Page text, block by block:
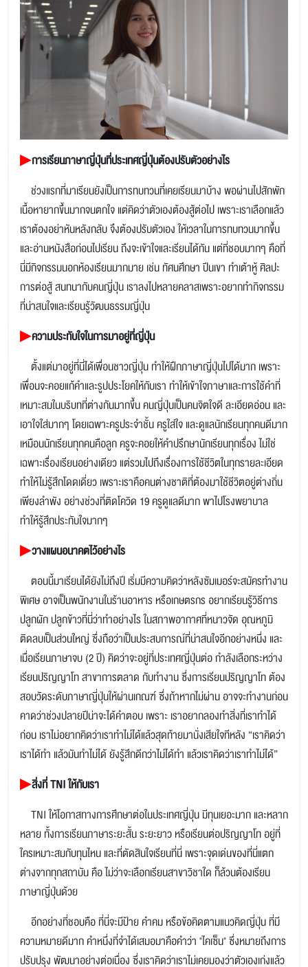
▶การเรียนภาษาญี่ปุ่นที่ประเทศญี่ปุ่นต้องปรับตัวอย่างไร
ช่วงแรกที่มาเรียนยังเป็นการทบทวนที่เคยเรียนมาบ้าง พอผ่านไปสักพัก
เนื้อหายากขึ้นมากจนตกใจ แต่คิดว่าตัวเองต้องสู้ต่อไป เพราะเราเลือกแล้ว
เราต้องอย่าหันหลังกลับ จึงต้องปรับตัวเอง ให้เวลาในการทบทวนมากขึ้น
และอ่านหนังสือก่อนไปเรียน ถึงจะเข้าใจและเรียนได้ทัน แต่ที่ชอบมากๆ คือที่
นี่มีกิจกรรมนอกห้องเรียนมากมาย เช่น ทัศนศึกษา ปีนเขา ทำเต้าหู้ ศิลปะ
การต่อสู้ สนทนากับคนญี่ปุ่น เราลงไปหลายคลาสเพราะอยากทำกิจกรรม
ที่น่าสนใจและเรียนรู้วัฒนธรรมญี่ปุ่น
▶ความประทับใจในการมาอยู่ที่ญี่ปุ่น
ตั้งแต่มาอยู่ที่นี่ได้เพื่อนชาวญี่ปุ่น ทำให้ฝึกภาษาญี่ปุ่นไปได้มาก เพราะ
เพื่อนจะคอยแก้คำและรูปประโยคให้กับเรา ทำให้เข้าใจภาษาและการใช้คำที่
เหมาะสมในบริบทที่ต่างกันมากขึ้น คนญี่ปุ่นเป็นคนจิตใจดี ละเอียดอ่อน และ
เอาใจใส่มากๆ โดยเฉพาะครูประจำชั้น ครูใส่ใจ และดูแลนักเรียนทุกคนดีมาก
เหมือนนักเรียนทุกคนคือลูก ครูจะคอยให้คำปรึกษานักเรียนทุกเรื่อง ไม่ใช่
เฉพาะเรื่องเรียนอย่างเดียว แต่รวมไปถึงเรื่องการใช้ชีวิตในทุกรายละเอียด
ทำให้ไม่รู้สึกโดดเดี่ยว เพราะเราคือคนต่างชาติที่ต้องมาใช้ชีวิตอยู่ต่างถิ่น
เพียงลำพัง อย่างช่วงที่ติดโควิด 19 ครูดูแลดีมาก พาไปโรงพยาบาล
ทำให้รู้สึกประทับใจมากๆ
▶วางแผนอนาคตไว้อย่างไร
ตอนนี้มาเรียนได้ยังไม่ถึงปี เริ่มมีความคิดว่าหลังซัมเมอร์จะสมัครทำงาน
พิเศษ อาจเป็นพนักงานในร้านอาหาร หรือเกษตรกร อยากเรียนรู้วิธีการ
ปลูกผัก ปลูกข้าวที่นี่ว่าทำอย่างไร ในสภาพอากาศที่หนาวจัด อุณหภูมิ
ติดลบเป็นส่วนใหญ่ ซึ่งถือว่าเป็นประสบการณ์ที่น่าสนใจอีกอย่างหนึ่ง และ
เมื่อเรียนภาษาจบ (2 ปี) คิดว่าจะอยู่ที่ประเทศญี่ปุ่นต่อ กำลังเลือกระหว่าง
เรียนปริญญาโท สาขาการตลาด กับทำงาน ซึ่งการเรียนปริญญาโท ต้อง
สอบวัดระดับภาษาญี่ปุ่นให้ผ่านเกณฑ์ ซึ่งถ้าหากไม่ผ่าน อาจจะทำงานก่อน
คาดว่าช่วงปลายปีน่าจะได้คำตอบ เพราะ เราอยากลองทำสิ่งที่เราทำได้
ก่อน เราไม่อยากคิดว่าเราทำไม่ได้แล้วสุดท้ายมานั่งเสียใจทีหลัง “เราคิดว่า
เราได้ทำ แล้วมันทำไม่ได้ ยังรู้สึกดีกว่าไม่ได้ทำ แล้วเราคิดว่าเราทำไม่ได้”
▶สิ่งที่ TNI ให้กับเรา
TNI ให้โอกาสทางการศึกษาต่อในประเทศญี่ปุ่น มีทุนเยอะมาก และหลาก
หลาย ทั้งการเรียนภาษาระยะสั้น ระยะยาว หรือเรียนต่อปริญญาโท อยู่ที่
ใครเหมาะสมกับทุนไหน และที่ตัดสินใจเรียนที่นี่ เพราะจุดเด่นของที่นี่แตก
ต่างจากทุกสถาบัน คือ ไม่ว่าจะเลือกเรียนสาขาวิชาใด ก็ล้วนต้องเรียน
ภาษาญี่ปุ่นด้วย
อีกอย่างที่ชอบคือ ที่นี่จะมีป้าย คำคม หรือข้อคิดตามแนวคิดญี่ปุ่น ที่มี
ความหมายดีมาก คำหนึ่งที่จำได้เสมอมาคือคำว่า "ไคเซ็น" ซึ่งหมายถึงการ
ปรับปรุง พัฒนาอย่างต่อเนื่อง ซึ่งเราคิดว่าเราไม่เคยมองว่าตัวเองเก่งแล้ว